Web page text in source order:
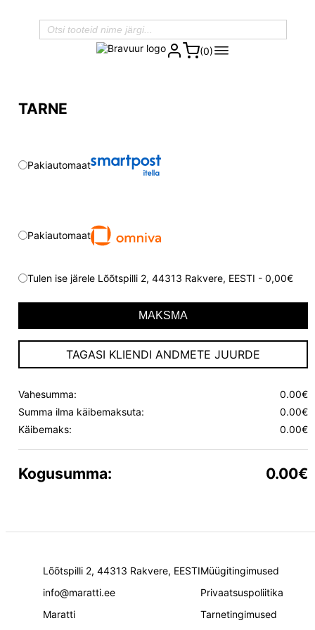
(0)
TARNE
Pakiautomaat
Pakiautomaat
Tulen ise järele Lõõtspilli 2, 44313 Rakvere, EESTI - 0,00€
MAKSMA
TAGASI KLIENDI ANDMETE JUURDE
Vahesumma:
0.00€
Summa ilma käibemaksuta:
0.00€
Käibemaks:
0.00€
Kogusumma: 0.00€
Lõõtspilli 2, 44313 Rakvere, EESTI
info@maratti.ee
Maratti
Müügitingimused
Privaatsuspoliitika
Tarnetingimused